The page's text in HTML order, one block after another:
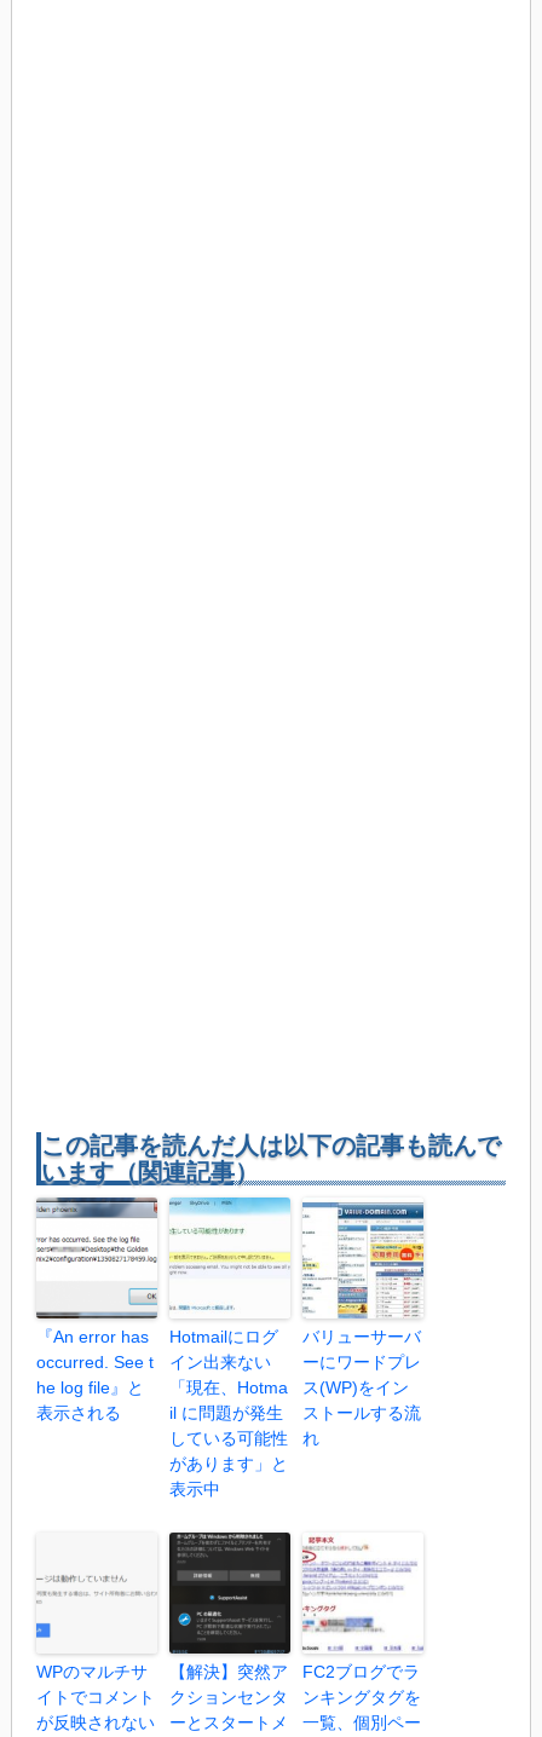
この記事を読んだ人は以下の記事も読んで
います（関連記事）
『An error has
occurred. See t
he log file』と
表示される
Hotmailにログ
イン出来ない
「現在、Hotma
il に問題が発生
している可能性
があります」と
表示中
バリューサーバ
ーにワードプレ
ス(WP)をイン
ストールする流
れ
WPのマルチサ
イトでコメント
が反映されない
【解決】突然ア
クションセンタ
ーとスタートメ
FC2ブログでラ
ンキングタグを
一覧、個別ペー